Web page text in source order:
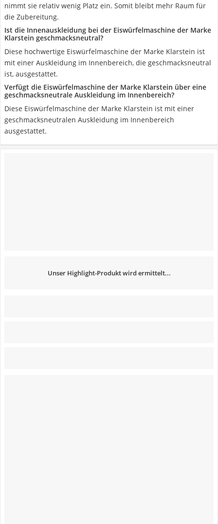
nimmt sie relativ wenig Platz ein. Somit bleibt mehr Raum für
die Zubereitung.
Ist die Innenauskleidung bei der Eiswürfelmaschine der Marke
Klarstein geschmacksneutral?
Diese hochwertige Eiswürfelmaschine der Marke Klarstein ist
mit einer Auskleidung im Innenbereich, die geschmacksneutral
ist, ausgestattet.
Verfügt die Eiswürfelmaschine der Marke Klarstein über eine
geschmacksneutrale Auskleidung im Innenbereich?
Diese Eiswürfelmaschine der Marke Klarstein ist mit einer
geschmacksneutralen Auskleidung im Innenbereich
ausgestattet.
Unser Highlight-Produkt wird ermittelt...